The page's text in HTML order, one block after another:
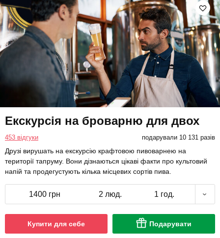
Екскурсія на броварню для двох
453 відгуки подарували 10 131 разів
Друзі вирушать на екскурсію крафтовою пивоварнею на
території тапруму. Вони дізнаються цікаві факти про культовий
напій та продегустують кілька місцевих сортів пива.
1400 грн 2 люд. 1 год.
Купити для себе Подарувати